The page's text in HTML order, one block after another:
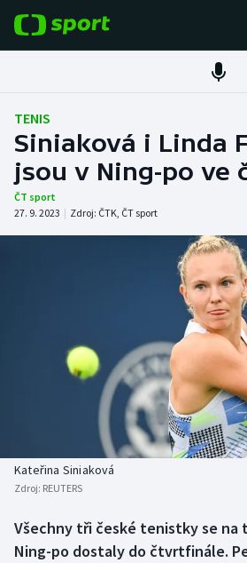
Fotbal
Hokej
Tenis
Atletika
Americký fotbal
Baseball a softbal
Biatlon
Boby a skeleton
NEPŘEHLÉDNĚTE
Historické návraty
Aplikace ČT sport
AZ kvíz
TENIS
Siniaková i Linda
jsou v Ning-po ve
ČT sport
27. 9. 2023 | Zdroj: ČTK, ČT sport
Kateřina Siniaková
Zdroj: REUTERS
Všechny tři české tenistky se na
Ning-po dostaly do čtvrtfinále.